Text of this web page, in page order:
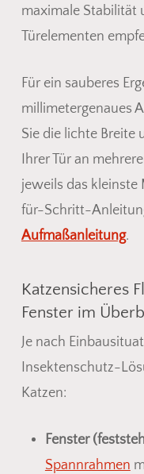
maximale Stabilität
Türelementen
Für ein sauberes
millimetergenaues
Sie die lichte Breite
Ihrer Tür an
jeweils das kleinste
für-Schritt-
Aufmaßanleitung.
Katzensicheres
Fenster im
Je nach
Insektenschutz-
Katzen:
Fenster
Spannrahmen